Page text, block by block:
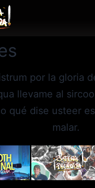
por la gloria
llevame al
qué dise usteer
malar.